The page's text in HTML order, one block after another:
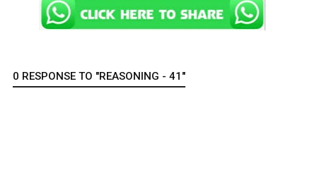
0 RESPONSE TO "REASONING - 41"